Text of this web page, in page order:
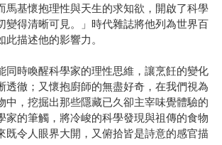
馬基懷抱理性與天生的求知欲，開啟了科學
變得清晰可見。」時代雜誌將他列為世界百
描述他的影響力。
同時喚醒科學家的理性思維，讓烹飪的變化
透徹；又懷抱廚師的無盡好奇，在我們視為
中，挖掘出那些隱藏已久卻主宰味覺體驗的
家的筆觸，將冷峻的科學發現與祖傳的食物
既令人眼界大開，又俯拾皆是詩意的感官描